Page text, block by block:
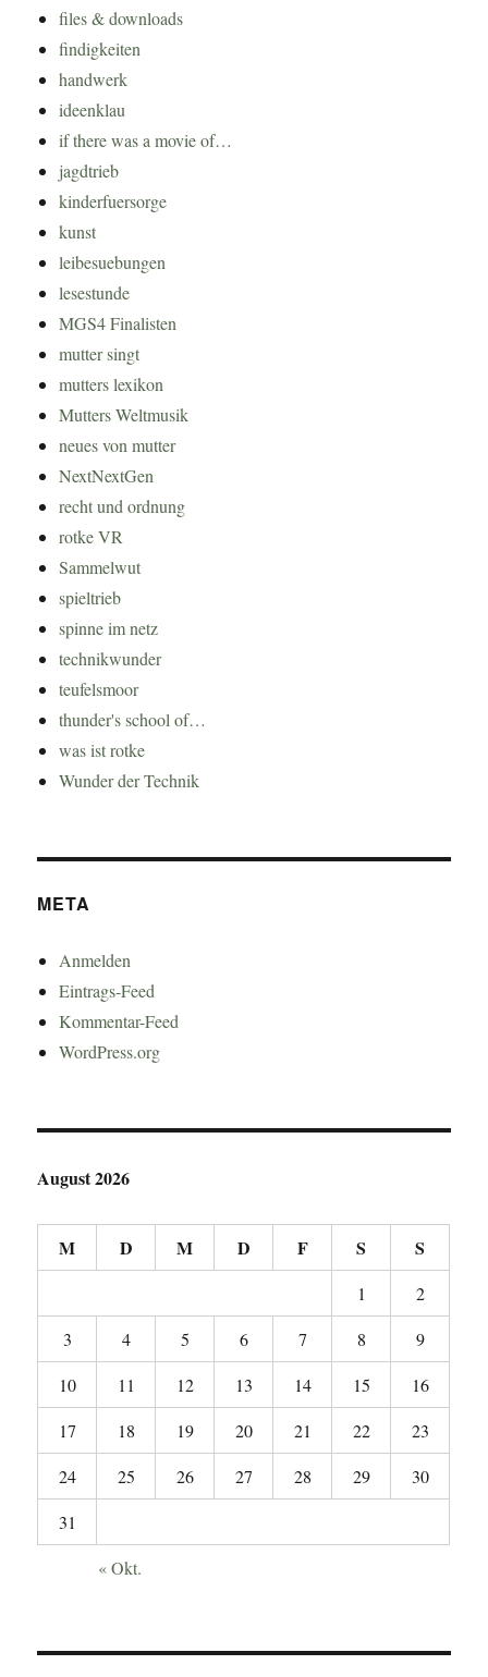
files & downloads
findigkeiten
handwerk
ideenklau
if there was a movie of…
jagdtrieb
kinderfuersorge
kunst
leibesuebungen
lesestunde
MGS4 Finalisten
mutter singt
mutters lexikon
Mutters Weltmusik
neues von mutter
NextNextGen
recht und ordnung
rotke VR
Sammelwut
spieltrieb
spinne im netz
technikwunder
teufelsmoor
thunder's school of…
was ist rotke
Wunder der Technik
META
Anmelden
Eintrags-Feed
Kommentar-Feed
WordPress.org
August 2026
M D M D F S S
1
2
3
4 5 6 7 8
9
10
11 12 13 14 15
16
17
18 19 20 21 22
23
24
25 26 27 28 29
30
31
« Okt.